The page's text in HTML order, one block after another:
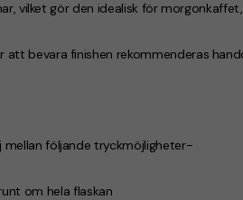
vilket gör den idealisk för
att bevara finishen rekommenderas
mellan följande tryckmöjligheter-
om hela flaskan